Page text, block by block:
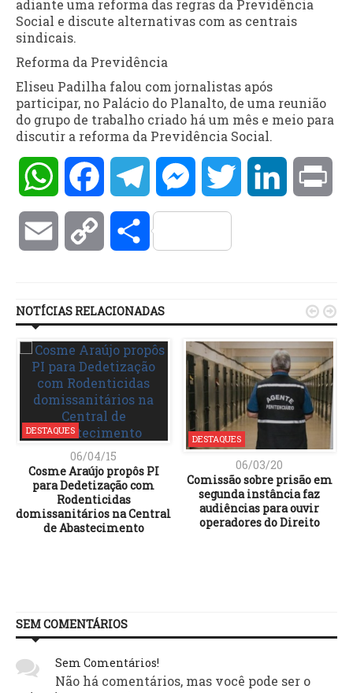
adiante uma reforma das regras da Previdência
Social e discute alternativas com as centrais
sindicais.
Reforma da Previdência
Eliseu Padilha falou com jornalistas após
participar, no Palácio do Planalto, de uma reunião
do grupo de trabalho criado há um mês e meio para
discutir a reforma da Previdência Social.
WhatsAppFacebookTelegramMessengerTwitter LinkedIn
Email Copy Compartilhar
NOTÍCIAS RELACIONADAS
DESTAQUES
06/04/15
Cosme Araújo propôs PI
para Dedetização com
Rodenticidas
domissanitários na Central
de Abastecimento
DESTAQUES
06/03/20
Comissão sobre prisão em
segunda instância faz
audiências para ouvir
operadores do Direito
 
SEM COMENTÁRIOS
Sem Comentários!
Não há comentários, mas você pode ser o